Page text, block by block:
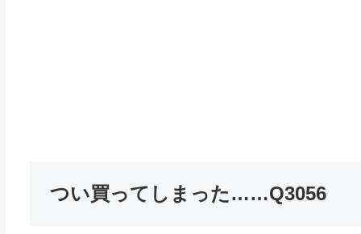
つい買ってしまった……Q3056